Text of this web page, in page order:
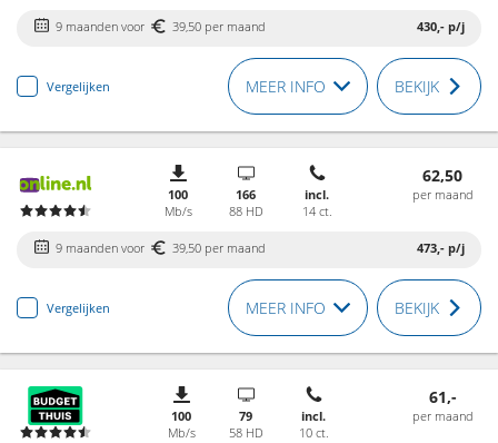
9 maanden voor 39,50 per maand 430,- p/j
Vergelijken MEER INFO BEKIJK
100
Mb/s
166
88 HD
incl.
14 ct.
62,50
per maand
9 maanden voor 39,50 per maand 473,- p/j
Vergelijken MEER INFO BEKIJK
100
Mb/s
79
58 HD
incl.
10 ct.
61,-
per maand